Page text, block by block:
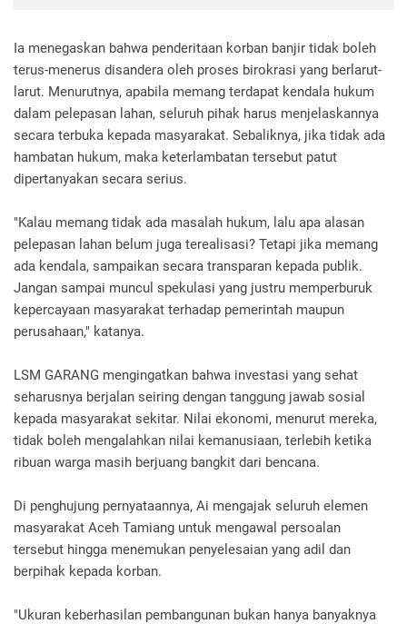
Ia menegaskan bahwa penderitaan korban banjir tidak boleh
terus-menerus disandera oleh proses birokrasi yang berlarut-
larut. Menurutnya, apabila memang terdapat kendala hukum
dalam pelepasan lahan, seluruh pihak harus menjelaskannya
secara terbuka kepada masyarakat. Sebaliknya, jika tidak ada
hambatan hukum, maka keterlambatan tersebut patut
dipertanyakan secara serius.
"Kalau memang tidak ada masalah hukum, lalu apa alasan
pelepasan lahan belum juga terealisasi? Tetapi jika memang
ada kendala, sampaikan secara transparan kepada publik.
Jangan sampai muncul spekulasi yang justru memperburuk
kepercayaan masyarakat terhadap pemerintah maupun
perusahaan," katanya.
LSM GARANG mengingatkan bahwa investasi yang sehat
seharusnya berjalan seiring dengan tanggung jawab sosial
kepada masyarakat sekitar. Nilai ekonomi, menurut mereka,
tidak boleh mengalahkan nilai kemanusiaan, terlebih ketika
ribuan warga masih berjuang bangkit dari bencana.
Di penghujung pernyataannya, Ai mengajak seluruh elemen
masyarakat Aceh Tamiang untuk mengawal persoalan
tersebut hingga menemukan penyelesaian yang adil dan
berpihak kepada korban.
"Ukuran keberhasilan pembangunan bukan hanya banyaknya